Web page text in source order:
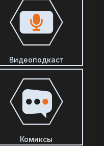
Видеоподкаст
Комиксы